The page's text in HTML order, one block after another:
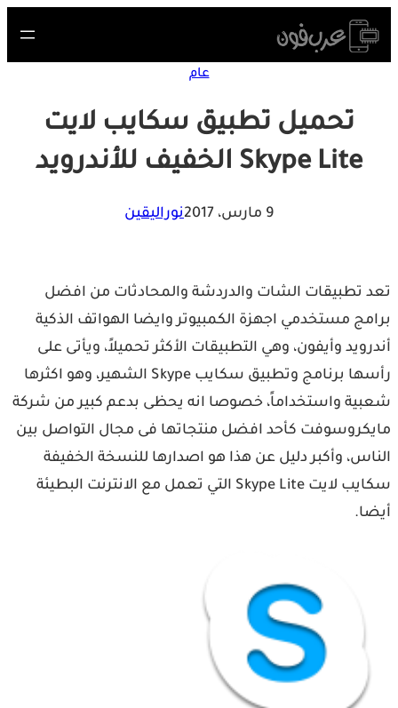
تحميل تطبيق سكايب لايت
Skype Lite الخفيف للأندرويد
نوراليقين
تطبيقات الشات والدردشة والمحادثات من افضل
مستخدمي اجهزة الكمبيوتر وايضا الهواتف الذكية
وأيفون، وهي التطبيقات الأكثر تحميلاً، ويأتى على
رأسها برنامج وتطبيق سكايب Skype الشهير، وهو اكثرها
واستخداماً، خصوصا انه يحظى بدعم كبير من شركة
كأحد افضل منتجاتها فى مجال التواصل بين
وأكبر دليل عن هذا هو اصدارها للنسخة الخفيفة
سكايب لايت Skype Lite التي تعمل مع الانترنت البطيئة